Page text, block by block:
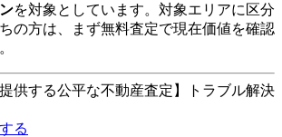
を対象としています。対象エリアに区分
の方は、まず無料査定で現在価値を確認
供する公平な不動産査定】トラブル解決
る